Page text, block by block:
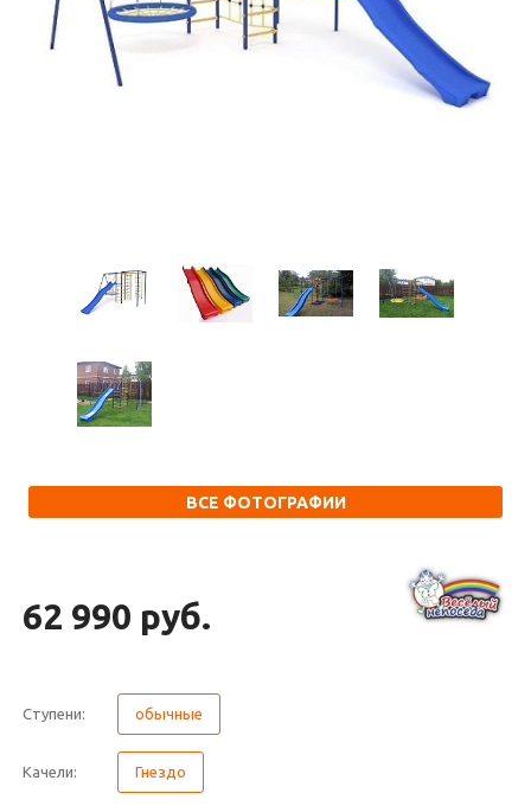
ВСЕ ФОТОГРАФИИ
62 990 руб.
Ступени: обычные
Качели: Гнездо